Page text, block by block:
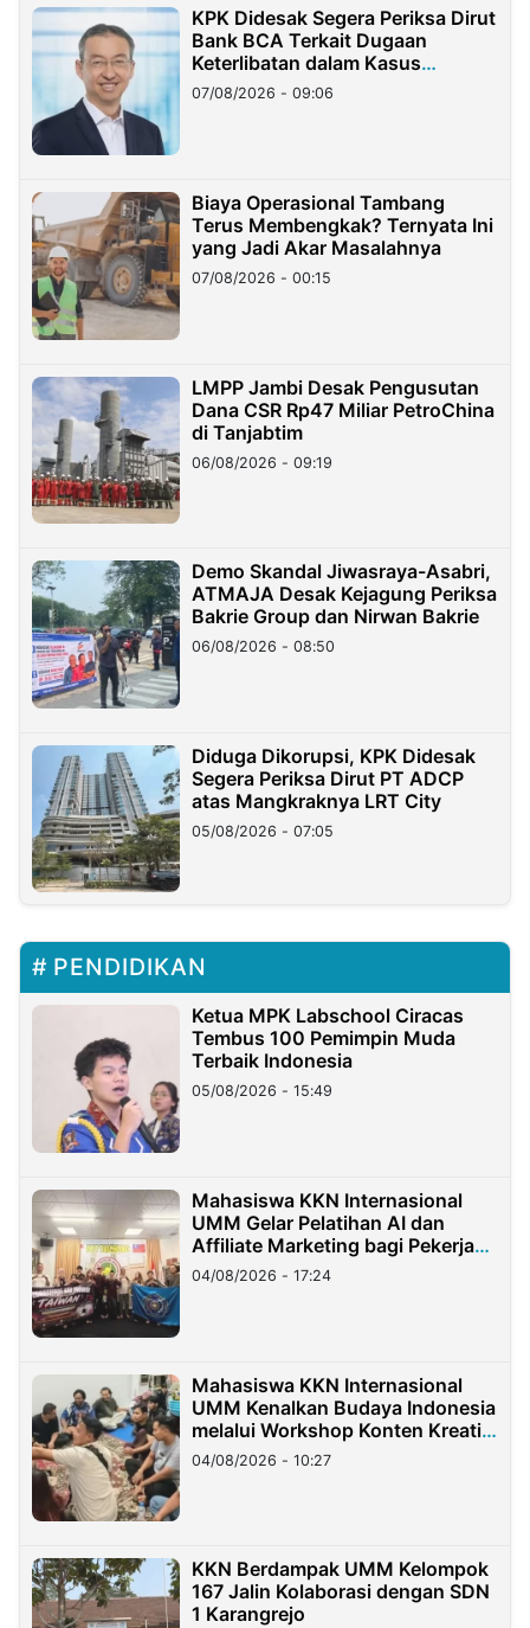
KPK Didesak Segera Periksa Dirut
Bank BCA Terkait Dugaan
Keterlibatan dalam Kasus
Hilangnya Dana Nasabah Rp2,58
Miliar
07/08/2026 - 09:06
Biaya Operasional Tambang
Terus Membengkak? Ternyata Ini
yang Jadi Akar Masalahnya
07/08/2026 - 00:15
LMPP Jambi Desak Pengusutan
Dana CSR Rp47 Miliar PetroChina
di Tanjabtim
06/08/2026 - 09:19
Demo Skandal Jiwasraya-Asabri,
ATMAJA Desak Kejagung Periksa
Bakrie Group dan Nirwan Bakrie
06/08/2026 - 08:50
Diduga Dikorupsi, KPK Didesak
Segera Periksa Dirut PT ADCP
atas Mangkraknya LRT City
05/08/2026 - 07:05
PENDIDIKAN
Ketua MPK Labschool Ciracas
Tembus 100 Pemimpin Muda
Terbaik Indonesia
05/08/2026 - 15:49
Mahasiswa KKN Internasional
UMM Gelar Pelatihan AI dan
Affiliate Marketing bagi Pekerja
Migran Indonesia di Taiwan
04/08/2026 - 17:24
Mahasiswa KKN Internasional
UMM Kenalkan Budaya Indonesia
melalui Workshop Konten Kreatif
di Taiwan
04/08/2026 - 10:27
KKN Berdampak UMM Kelompok
167 Jalin Kolaborasi dengan SDN
1 Karangrejo